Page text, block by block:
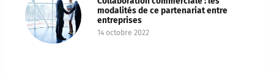
modalités de ce partenariat entre
entreprises
14 octobre 2022